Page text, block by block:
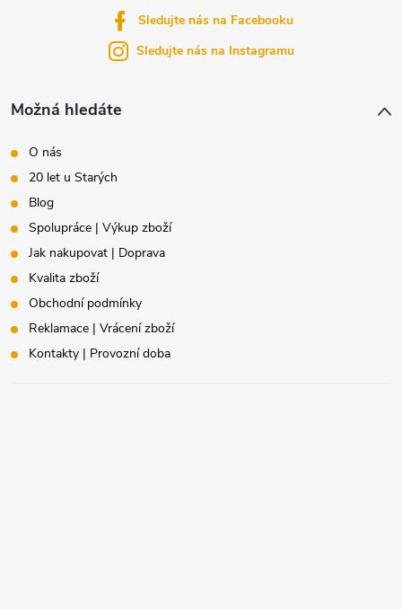
Možná hledáte
O nás
20 let u Starých
Blog
Spolupráce | Výkup zboží
Jak nakupovat | Doprava
Kvalita zboží
Obchodní podmínky
Reklamace | Vrácení zboží
Kontakty | Provozní doba
Sledujte nás na Facebooku
Sledujte nás na Instagramu